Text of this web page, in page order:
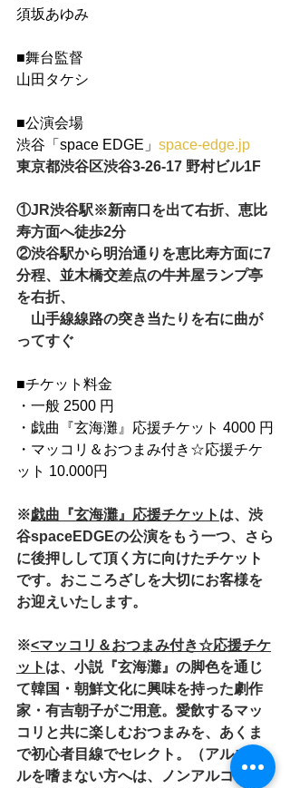
須坂あゆみ
■舞台監督
山田タケシ
■公演会場
渋谷「space EDGE」 space-edge.jp
東京都渋谷区渋谷3-26-17 野村ビル1F
①JR渋谷駅※新南口を出て右折、恵比
寿方面へ徒歩2分
②渋谷駅から明治通りを恵比寿方面に7
分程、並木橋交差点の牛丼屋ランプ亭
を右折、
山手線線路の突き当たりを右に曲が
ってすぐ
■チケット料金
・一般 2500 円
・戯曲『玄海灘』応援チケット 4000 円
・マッコリ＆おつまみ付き☆応援チケ
ット 10.000円
※戯曲『玄海灘』応援チケット は、渋
谷spaceEDGEの公演をもう一つ、さら
に後押しして頂く方に向けたチケット
です。おこころざしを大切にお客様を
お迎えいたします。
※<マッコリ＆おつまみ付き☆応援チケ
ット は、小説『玄海灘』の脚色を通じ
て韓国・朝鮮文化に興味を持った劇作
家・有吉朝子がご用意。愛飲するマッ
コリと共に楽しむおつまみを、あくま
で初心者目線でセレクト。（アルコー
ルを嗜まない方へは、ノンアルコール